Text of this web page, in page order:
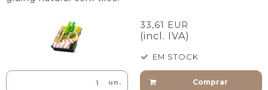
33,61 EUR
(incl. IVA)
EM STOCK
un. Comprar